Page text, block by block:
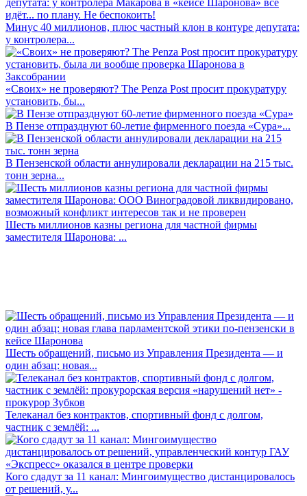
Минус 40 миллионов, плюс частный клон в контуре депутата:
у контролера...
«Своих» не проверяют? The Penza Post просит прокуратуру
установить, бы...
В Пензе отпразднуют 60-летие фирменного поезда «Сура»...
В Пензенской области аннулировали декларации на 215 тыс.
тонн зерна...
Шесть миллионов казны региона для частной фирмы
заместителя Шаронова: ...
Шесть обращений, письмо из Управления Президента — и
один абзац: новая...
Телеканал без контрактов, спортивный фонд с долгом,
частник с землёй: ...
Кого сдадут за 11 канал: Мингоимущество дистанцировалось
от решений, у...